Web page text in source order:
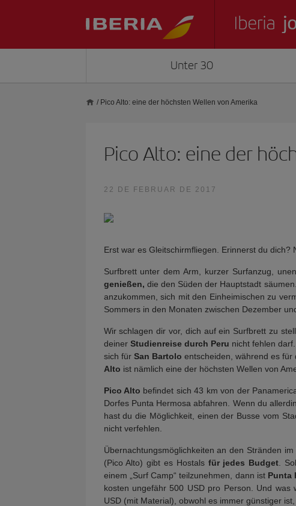
Unter 30
/ Pico Alto: eine der höchsten Wellen von Amerika
Pico Alto: eine der
22 DE FEBRUAR DE 2017
Erst war es Gleitschirmfliegen. Erinnerst du dich?
Surfbrett unter dem Arm, kurzer Surfanzug,
genießen, die den Süden der Hauptstadt
anzukommen, sich mit den Einheimischen zu
Sommers in den Monaten zwischen Dezember
Wir schlagen dir vor, dich auf ein Surfbrett zu
deiner Studienreise durch Peru nicht fehlen
sich für San Bartolo entscheiden, während es
Alto ist nämlich eine der höchsten Wellen von
Pico Alto befindet sich 43 km von der
Dorfes Punta Hermosa abfahren. Wenn du
hast du die Möglichkeit, einen der Busse vom
nicht verfehlen.
Übernachtungsmöglichkeiten an den Stränden
(Pico Alto) gibt es Hostals für jedes Budget .
einem „Surf Camp“ teilzunehmen, dann ist Punta
kosten ungefähr 500 USD pro Person. Und
USD (mit Material), obwohl es immer günstiger